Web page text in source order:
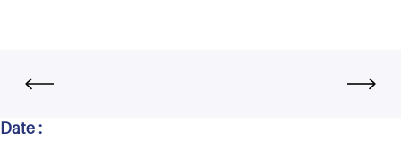
Date :